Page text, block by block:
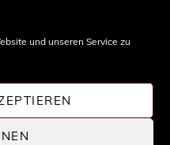
und unseren Service zu
von